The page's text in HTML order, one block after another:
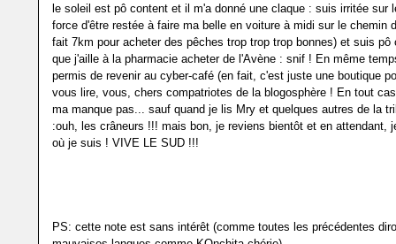
le soleil est pô content et il m'a donné une claque : suis irritée sur
force d'être restée à faire ma belle en voiture à midi sur le chemin
fait 7km pour acheter des pêches trop trop trop bonnes) et suis pô
que j'aille à la pharmacie acheter de l'Avène : snif ! En même
permis de revenir au cyber-café (en fait, c'est juste une boutique
vous lire, vous, chers compatriotes de la blogosphère ! En tout
ma manque pas... sauf quand je lis Mry et quelques autres de la
:ouh, les crâneurs !!! mais bon, je reviens bientôt et en attendant,
où je suis ! VIVE LE SUD !!!
PS: cette note est sans intérêt (comme toutes les précédentes